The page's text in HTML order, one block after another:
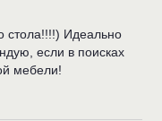
стола!!!!) Идеально
если в поисках
мебели!